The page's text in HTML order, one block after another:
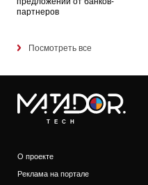
партнеров
Посмотреть все
TECH
О проекте
Реклама на портале